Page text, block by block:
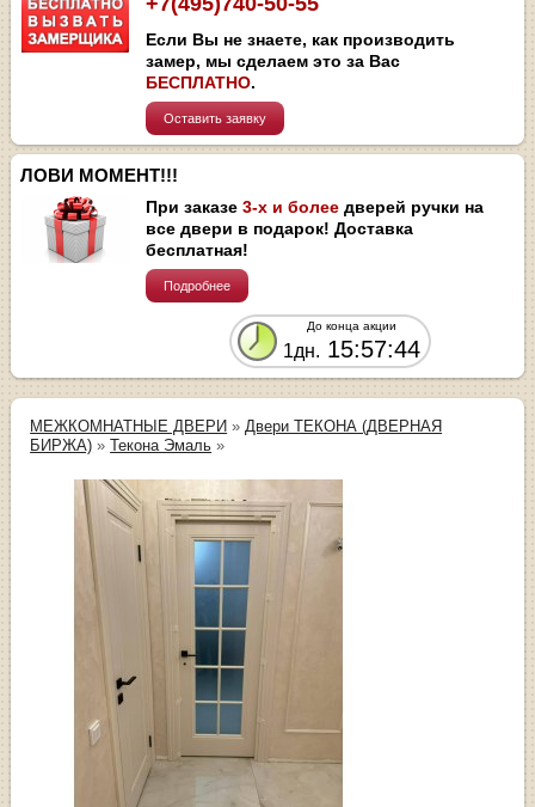
Если Вы не знаете, как производить
замер, мы сделаем это за Вас
БЕСПЛАТНО.
Оставить заявку
ЛОВИ МОМЕНТ!!!
При заказе3-х и более дверей ручки на
все двери в подарок! Доставка
бесплатная!
Подробнее
До конца акции
1дн. 15:57:44
МЕЖКОМНАТНЫЕ ДВЕРИ » Двери ТЕКОНА (ДВЕРНАЯ
БИРЖА) »Текона Эмаль »